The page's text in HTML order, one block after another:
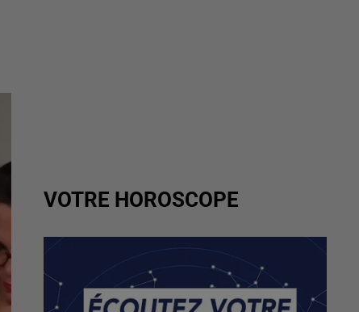
VOTRE HOROSCOPE